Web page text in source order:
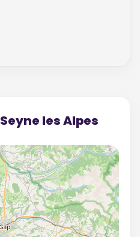
les Alpes